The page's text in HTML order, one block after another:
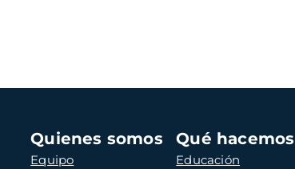
Navegación
principal
Quienes somos
Equipo
Qué hacemos
Educación